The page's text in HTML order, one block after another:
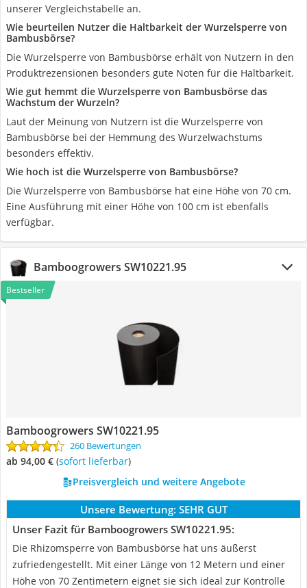
unserer Vergleichstabelle an.
Wie beurteilen Nutzer die Haltbarkeit der Wurzelsperre von
Bambusbörse?
Die Wurzelsperre von Bambusbörse erhält von Nutzern in den
Produktrezensionen besonders gute Noten für die Haltbarkeit.
Wie gut hemmt die Wurzelsperre von Bambusbörse das
Wachstum der Wurzeln?
Laut der Meinung von Nutzern ist die Wurzelsperre von
Bambusbörse bei der Hemmung des Wurzelwachstums
besonders effektiv.
Wie hoch ist die Wurzelsperre von Bambusbörse?
Die Wurzelsperre von Bambusbörse hat eine Höhe von 70 cm.
Eine Ausführung mit einer Höhe von 100 cm ist ebenfalls
verfügbar.
Bamboogrowers SW10221.95
Bestseller
Bamboogrowers SW10221.95
260 Bewertungen
ab 94,00 € ( Sofort lieferbar)
Preisvergleich und weitere Angebote
Unsere Bewertung: SEHR GUT
Unser Fazit für Bamboogrowers SW10221.95:
Die Rhizomsperre von Bambusbörse hat uns äußerst
zufriedengestellt. Mit einer Länge von 12 Metern und einer
Höhe von 70 Zentimetern eignet sie sich ideal zur Kontrolle